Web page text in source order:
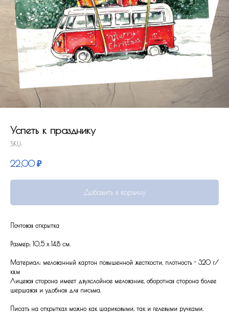
Успеть к празднику
SKU:
22,00 ₽
Добавить в корзину
Почтовая открытка
Размер: 10,5 x 14,8 см.
Материал: мелованный картон повышенной жесткости, плотность - 320 г/
кв.м
Лицевая сторона имеет двухслойное мелование, оборотная сторона более
шершавая и удобная для письма.
Писать на открытках можно как шариковыми, так и гелевыми ручками.